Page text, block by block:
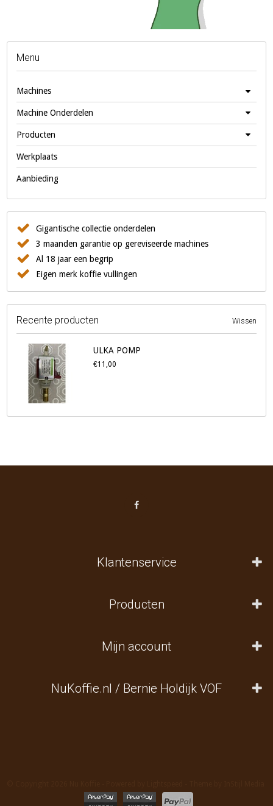
Menu
Machines
Machine Onderdelen
Producten
Werkplaats
Aanbieding
Gigantische collectie onderdelen
3 maanden garantie op gereviseerde machines
Al 18 jaar een begrip
Eigen merk koffie vullingen
Recente producten Wissen
ULKA POMP
€11,00
Klantenservice
Producten
Mijn account
NuKoffie.nl / Bernie Holdijk VOF